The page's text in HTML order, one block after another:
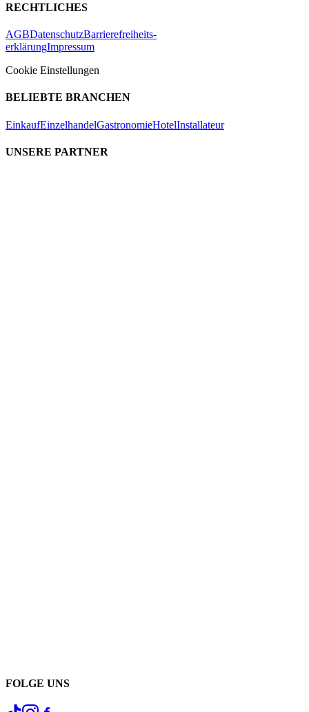
RECHTLICHES
AGBDatenschutzBarrierefreiheits-
erklärungImpressum
Cookie Einstellungen
BELIEBTE BRANCHEN
EinkaufEinzelhandelGastronomieHotelInstallateur
UNSERE PARTNER
FOLGE UNS